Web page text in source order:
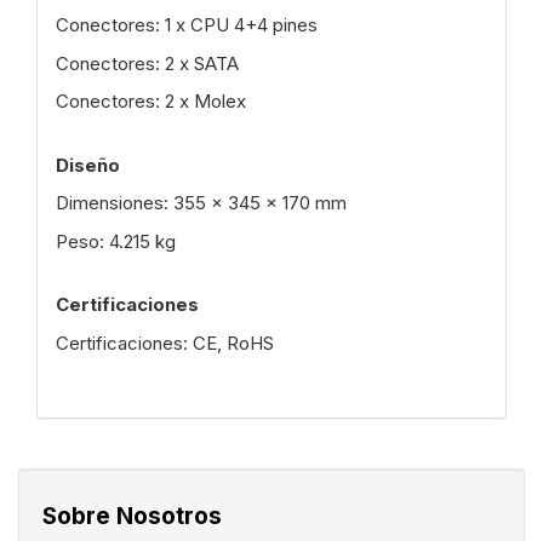
Conectores: 1 x CPU 4+4 pines
Conectores: 2 x SATA
Conectores: 2 x Molex
Diseño
Dimensiones: 355 x 345 x 170 mm
Peso: 4.215 kg
Certificaciones
Certificaciones: CE, RoHS
Sobre Nosotros